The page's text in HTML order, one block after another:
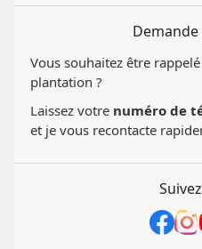
Vous souhaitez être
plantation ?
Laissez votre numéro de
et je vous recontacte